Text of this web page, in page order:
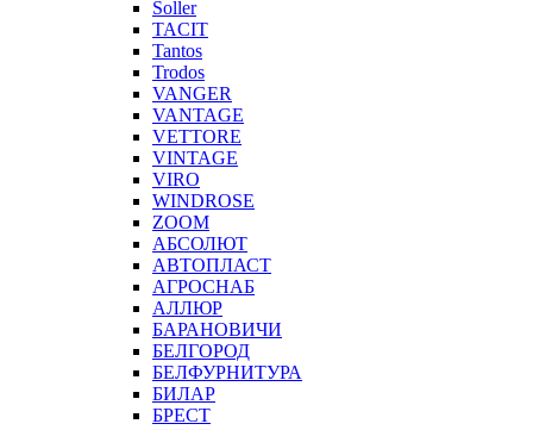
Soller
TACIT
Tantos
Trodos
VANGER
VANTAGE
VETTORE
VINTAGE
VIRO
WINDROSE
ZOOM
АБСОЛЮТ
АВТОПЛАСТ
АГРОСНАБ
АЛЛЮР
БАРАНОВИЧИ
БЕЛГОРОД
БЕЛФУРНИТУРА
БИЛАР
БРЕСТ